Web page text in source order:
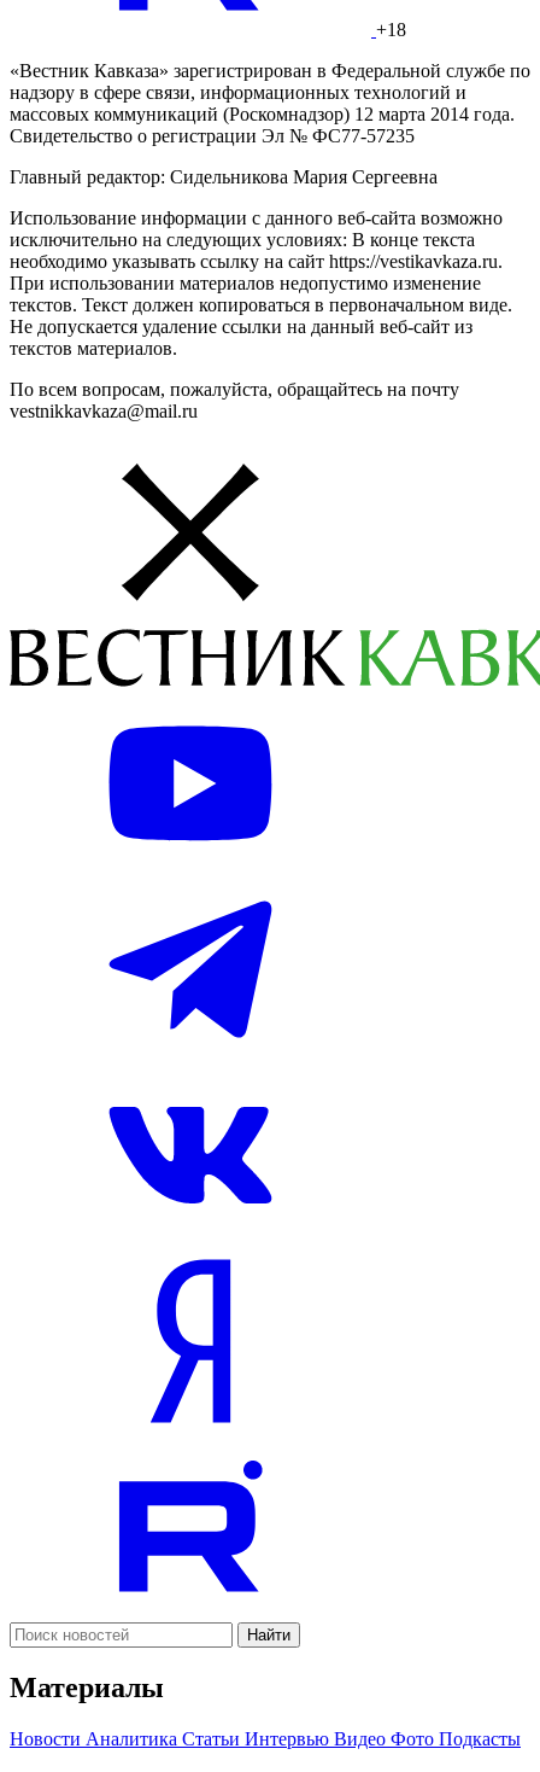
+18
«Вестник Кавказа» зарегистрирован в Федеральной службе по
надзору в сфере связи, информационных технологий и
массовых коммуникаций (Роскомнадзор) 12 марта 2014 года.
Свидетельство о регистрации Эл № ФС77-57235
Главный редактор: Сидельникова Мария Сергеевна
Использование информации с данного веб-сайта возможно
исключительно на следующих условиях: В конце текста
необходимо указывать ссылку на сайт https://vestikavkaza.ru.
При использовании материалов недопустимо изменение
текстов. Текст должен копироваться в первоначальном виде.
Не допускается удаление ссылки на данный веб-сайт из
текстов материалов.
По всем вопросам, пожалуйста, обращайтесь на почту
vestnikkavkaza@mail.ru
Найти
Материалы
Новости Аналитика Статьи Интервью Видео Фото Подкасты